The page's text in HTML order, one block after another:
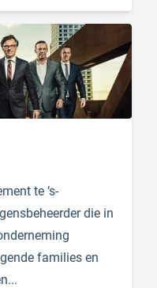
te ‘s-
die in
families en